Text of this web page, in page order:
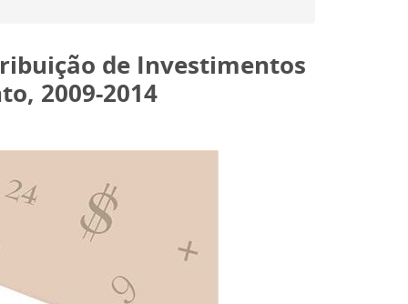
de Investimentos
2009-2014